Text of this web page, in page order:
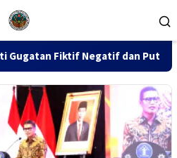
dan Putusan PK 155